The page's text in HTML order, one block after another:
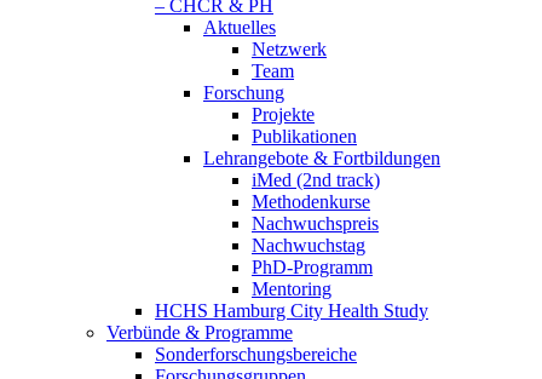
– CHCR & PH
Aktuelles
Netzwerk
Team
Forschung
Projekte
Publikationen
Lehrangebote & Fortbildungen
iMed (2nd track)
Methodenkurse
Nachwuchspreis
Nachwuchstag
PhD-Programm
Mentoring
HCHS Hamburg City Health Study
Verbünde & Programme
Sonderforschungsbereiche